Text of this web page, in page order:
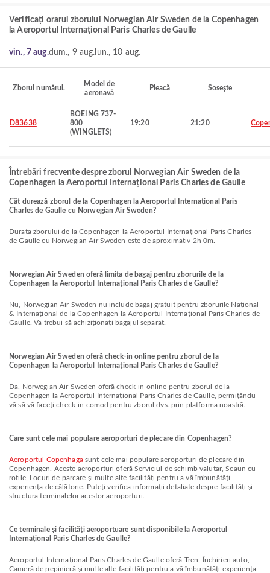
Verificați orarul zborului Norwegian Air Sweden de la Copenhagen
la Aeroportul Internațional Paris Charles de Gaulle
vin., 7 aug.dum., 9 aug. lun., 10 aug.
Zborul numărul.
Model de
aeronavă
Pleacă Sosește
D83638
BOEING 737-
800
(WINGLETS)
19:20 21:20
Întrebări frecvente despre zborul Norwegian Air Sweden de la
Copenhagen la Aeroportul Internațional Paris Charles de Gaulle
Cât durează zborul de la Copenhagen la Aeroportul Internațional Paris
Charles de Gaulle cu Norwegian Air Sweden?
Durata zborului de la Copenhagen la Aeroportul Internațional Paris Charles
de Gaulle cu Norwegian Air Sweden este de aproximativ 2h 0m.
Norwegian Air Sweden oferă limita de bagaj pentru zborurile de la
Copenhagen la Aeroportul Internațional Paris Charles de Gaulle?
Nu, Norwegian Air Sweden nu include bagaj gratuit pentru zborurile Național
& Internațional de la Copenhagen la Aeroportul Internațional Paris Charles de
Gaulle. Va trebui să achiziționați bagajul separat.
Norwegian Air Sweden oferă check-in online pentru zborul de la
Copenhagen la Aeroportul Internațional Paris Charles de Gaulle?
Da, Norwegian Air Sweden oferă check-in online pentru zborul de la
Copenhagen la Aeroportul Internațional Paris Charles de Gaulle, permițându-
vă să vă faceți check-in comod pentru zborul dvs. prin platforma noastră.
Care sunt cele mai populare aeroporturi de plecare din Copenhagen?
Aeroportul Copenhagasunt cele mai populare aeroporturi de plecare din
Copenhagen. Aceste aeroporturi oferă Serviciul de schimb valutar, Scaun cu
rotile, Locuri de parcare și multe alte facilități pentru a vă îmbunătăți
experiența de călătorie. Puteți verifica informații detaliate despre facilități și
structura terminalelor acestor aeroporturi.
Ce terminale și facilități aeroportuare sunt disponibile la Aeroportul
Internațional Paris Charles de Gaulle?
Aeroportul Internațional Paris Charles de Gaulle oferă Tren, Închirieri auto,
Cameră de pepinieră și multe alte facilități pentru a vă îmbunătăți experiența